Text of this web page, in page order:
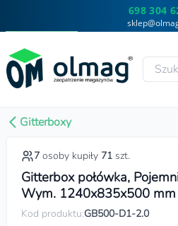
698 304
Gitterboxy
7 osoby kupiły 71 szt.
Gitterbox połówka,
Wym. 1240x835x500 mm
Kod produktu:GB500-D1-2.0